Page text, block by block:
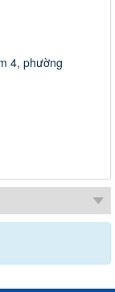
4, phường